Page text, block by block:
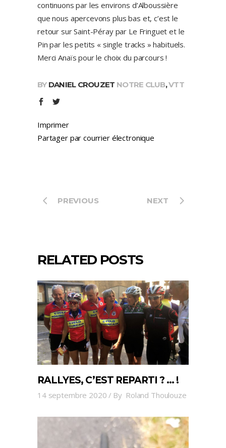
continuons par les environs d’Alboussière
que nous apercevons plus bas et, c’est le
retour sur Saint-Péray par Le Fringuet et le
Pin par les petits « single tracks » habituels.
Merci Anaïs pour le choix du parcours !
BY DANIEL CROUZET NOTRE CLUB,VTT
Imprimer
Partager par courrier électronique
PREVIOUS NEXT
RELATED POSTS
RALLYES, C’EST REPARTI ? … !
14 septembre 2020 By Roland Thoulouze